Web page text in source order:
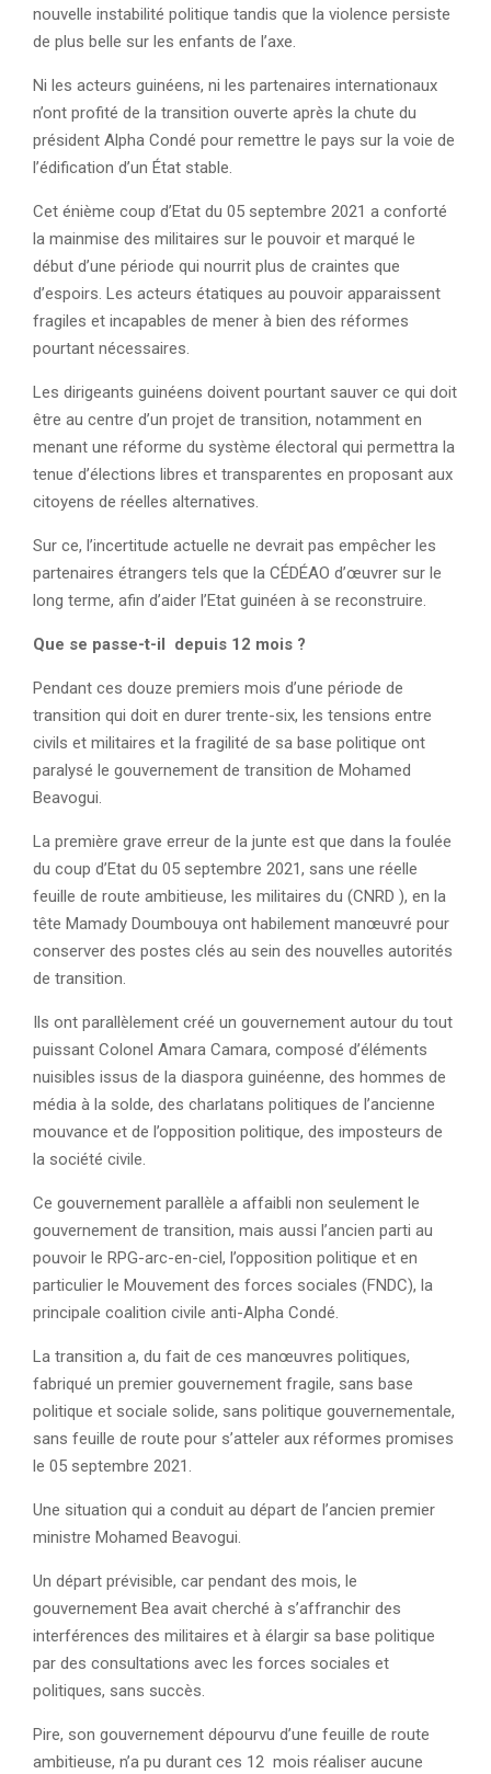
nouvelle instabilité politique tandis que la violence persiste
de plus belle sur les enfants de l’axe.
Ni les acteurs guinéens, ni les partenaires internationaux
n’ont profité de la transition ouverte après la chute du
président Alpha Condé pour remettre le pays sur la voie de
l’édification d’un État stable.
Cet énième coup d’Etat du 05 septembre 2021 a conforté
la mainmise des militaires sur le pouvoir et marqué le
début d’une période qui nourrit plus de craintes que
d’espoirs. Les acteurs étatiques au pouvoir apparaissent
fragiles et incapables de mener à bien des réformes
pourtant nécessaires.
Les dirigeants guinéens doivent pourtant sauver ce qui doit
être au centre d’un projet de transition, notamment en
menant une réforme du système électoral qui permettra la
tenue d’élections libres et transparentes en proposant aux
citoyens de réelles alternatives.
Sur ce, l’incertitude actuelle ne devrait pas empêcher les
partenaires étrangers tels que la CÉDÉAO d’œuvrer sur le
long terme, afin d’aider l’Etat guinéen à se reconstruire.
Que se passe-t-il depuis 12 mois ?
Pendant ces douze premiers mois d’une période de
transition qui doit en durer trente-six, les tensions entre
civils et militaires et la fragilité de sa base politique ont
paralysé le gouvernement de transition de Mohamed
Beavogui.
La première grave erreur de la junte est que dans la foulée
du coup d’Etat du 05 septembre 2021, sans une réelle
feuille de route ambitieuse, les militaires du (CNRD ), en la
tête Mamady Doumbouya ont habilement manœuvré pour
conserver des postes clés au sein des nouvelles autorités
de transition.
Ils ont parallèlement créé un gouvernement autour du tout
puissant Colonel Amara Camara, composé d’éléments
nuisibles issus de la diaspora guinéenne, des hommes de
média à la solde, des charlatans politiques de l’ancienne
mouvance et de l’opposition politique, des imposteurs de
la société civile.
Ce gouvernement parallèle a affaibli non seulement le
gouvernement de transition, mais aussi l’ancien parti au
pouvoir le RPG-arc-en-ciel, l’opposition politique et en
particulier le Mouvement des forces sociales (FNDC), la
principale coalition civile anti-Alpha Condé.
La transition a, du fait de ces manœuvres politiques,
fabriqué un premier gouvernement fragile, sans base
politique et sociale solide, sans politique gouvernementale,
sans feuille de route pour s’atteler aux réformes promises
le 05 septembre 2021.
Une situation qui a conduit au départ de l’ancien premier
ministre Mohamed Beavogui.
Un départ prévisible, car pendant des mois, le
gouvernement Bea avait cherché à s’affranchir des
interférences des militaires et à élargir sa base politique
par des consultations avec les forces sociales et
politiques, sans succès.
Pire, son gouvernement dépourvu d’une feuille de route
ambitieuse, n’a pu durant ces 12 mois réaliser aucune